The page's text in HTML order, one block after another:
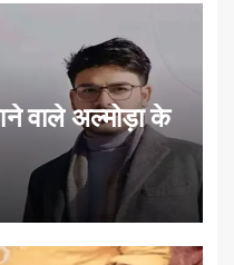
वाले अल्मोड़ा के